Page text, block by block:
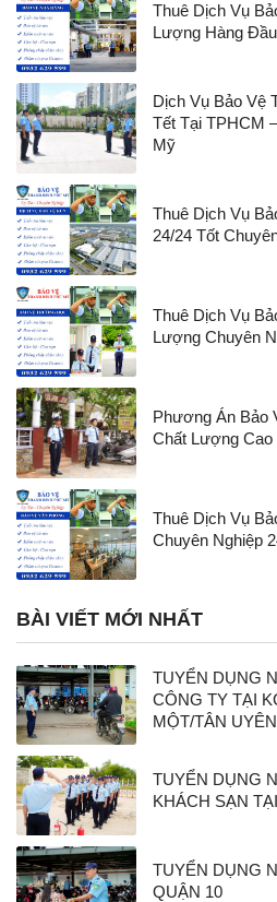
Thuê Dịch Vụ
Lượng Hàng Đầu
Dịch Vụ Bảo Vệ
Tết Tại TPHCM
Mỹ
Thuê Dịch Vụ
24/24 Tốt
Thuê Dịch Vụ
Lượng Chuyên
Phương Án Bảo
Chất Lượng Cao
Thuê Dịch Vụ
Chuyên Nghiệp
BÀI VIẾT MỚI NHẤT
TUYỂN DỤNG
CÔNG TY TẠI
MỘT/TÂN
TUYỂN DỤNG
KHÁCH SẠN
TUYỂN DỤNG
QUẬN 10